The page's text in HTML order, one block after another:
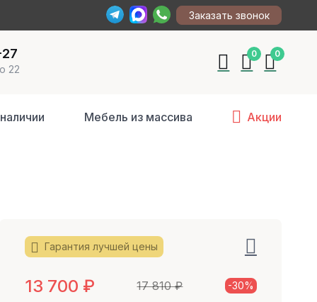
Заказать звонок
22
0 0
Мебель из массива Акции
Гарантия лучшей цены
13 700 ₽ 17 810₽ -30%